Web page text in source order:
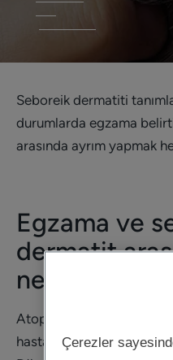
Seboreik dermatiti
durumlarda egzama
arasında ayrım yapmak
Egzama ve
dermatit
nedir?
Atopik dermatit ağırlıklı
hastalığıdır ve yaşamın
Çerezler